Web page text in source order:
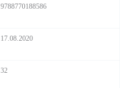
9788770188586
17.08.2020
32